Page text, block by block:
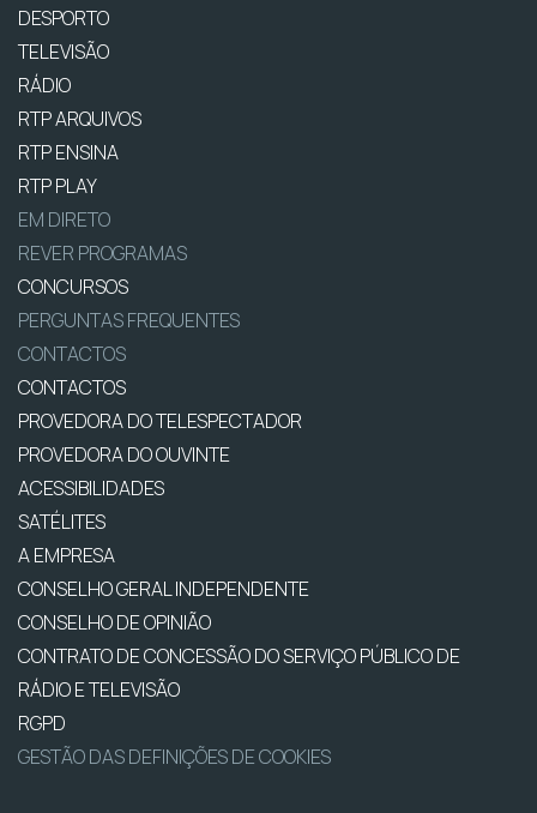
DESPORTO
TELEVISÃO
RÁDIO
RTP ARQUIVOS
RTP ENSINA
RTP PLAY
EM DIRETO
REVER PROGRAMAS
CONCURSOS
PERGUNTAS FREQUENTES
CONTACTOS
CONTACTOS
PROVEDORA DO TELESPECTADOR
PROVEDORA DO OUVINTE
ACESSIBILIDADES
SATÉLITES
A EMPRESA
CONSELHO GERAL INDEPENDENTE
CONSELHO DE OPINIÃO
CONTRATO DE CONCESSÃO DO SERVIÇO PÚBLICO DE
RÁDIO E TELEVISÃO
RGPD
GESTÃO DAS DEFINIÇÕES DE COOKIES